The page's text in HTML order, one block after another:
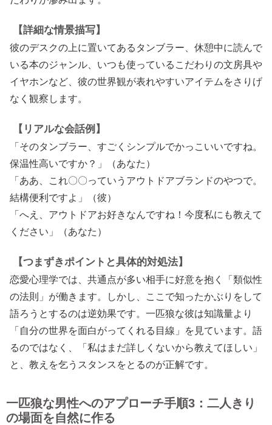
【詳細な情景描写】
彼のデスクの上に置いてあるタンブラー、休憩中に読んで
いる本のジャンル、いつも使っているこだわりの文房具や
イヤホンなど、彼の世界観が表れやすいアイテムをさりげ
なく観察します。
【リアルな会話例】
「そのタンブラー、すごくシンプルでかっこいいですね。
保温性高いですか？」（あなた）
「ああ、これ〇〇っていうアウトドアブランドのやつで。
結構便利ですよ」（彼）
「へえ、アウトドアお好きなんですね！今度私にも教えて
ください」（あなた）
【つまずきポイントと具体的対処法】
恋愛心理学では、共通点が多い相手に好意を抱く「類似性
の法則」が働きます。しかし、ここで知ったかぶりをして
語ろうとするのは逆効果です。一匹狼な彼は知識量より
「自分の世界を面白がってくれる目線」を見ています。語
るのではなく、「私はまだ詳しくないから教えてほしい」
と、教えを乞うスタンスをとるのが正解です。
一匹狼な男性へのアプローチ手順3：二人きり
の場面を自然に作る